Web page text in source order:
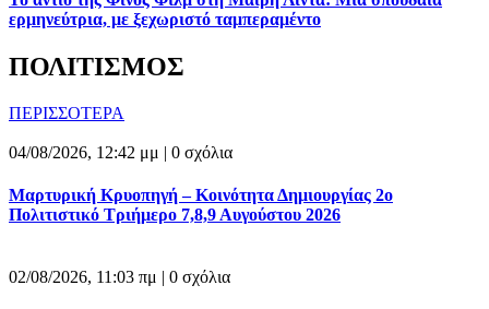
ερμηνεύτρια, με ξεχωριστό ταμπεραμέντο
ΠΟΛΙΤΙΣΜΟΣ
ΠΕΡΙΣΣΟΤΕΡΑ
04/08/2026, 12:42 μμ | 0 σχόλια
Μαρτυρική Κρυοπηγή – Κοινότητα Δημιουργίας 2ο
Πολιτιστικό Τριήμερο 7,8,9 Αυγούστου 2026
02/08/2026, 11:03 πμ | 0 σχόλια